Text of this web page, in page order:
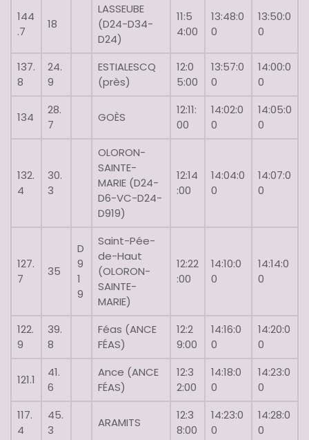
144
.7
18
LASSEUBE
(D24-D34-
D24)
11:5
4:00
13:48:0
0
13:50:0
0
137.
8
24.
9
ESTIALESCQ
(près)
12:0
5:00
13:57:0
0
14:00:0
0
134
28.
7
GOÈS
12:11:
00
14:02:0
0
14:05:0
0
132.
4
30.
3
OLORON-
SAINTE-
MARIE (D24-
D6-VC-D24-
D919)
12:14
:00
14:04:0
0
14:07:0
0
127.
7
35
D
9
1
9
Saint-Pée-
de-Haut
(OLORON-
SAINTE-
MARIE)
12:22
:00
14:10:0
0
14:14:0
0
122.
9
39.
8
Féas (ANCE
FÉAS)
12:2
9:00
14:16:0
0
14:20:0
0
121.1
41.
6
Ance (ANCE
FÉAS)
12:3
2:00
14:18:0
0
14:23:0
0
117.
4
45.
3
ARAMITS
12:3
8:00
14:23:0
0
14:28:0
0